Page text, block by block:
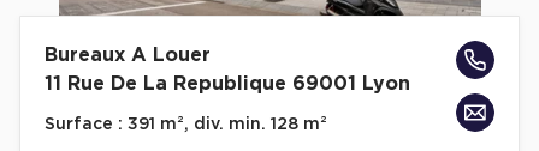
Bureaux A Louer
11 Rue De La Republique 69001 Lyon
Surface : 391 m², div. min. 128 m²